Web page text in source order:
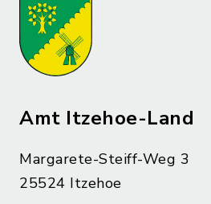
Amt Itzehoe-Land
Margarete-Steiff-Weg 3
25524 Itzehoe